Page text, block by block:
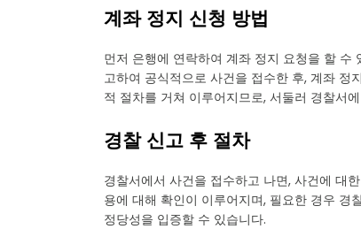
계좌 정지 신청 방법
먼저 은행에 연락하여 계좌 정지 요청을 할 수
고하여 공식적으로 사건을 접수한 후, 계좌 정
적 절차를 거쳐 이루어지므로, 서둘러 경찰서
경찰 신고 후 절차
경찰서에서 사건을 접수하고 나면, 사건에 대한
용에 대해 확인이 이루어지며, 필요한 경우 경
정당성을 입증할 수 있습니다.